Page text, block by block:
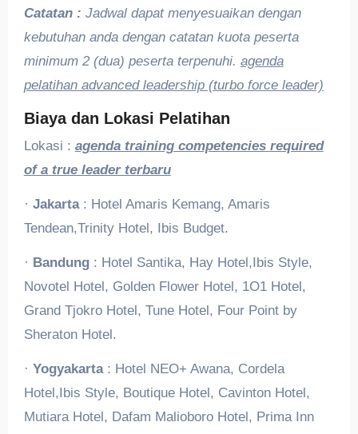
Catatan : Jadwal dapat menyesuaikan dengan
kebutuhan anda dengan catatan kuota peserta
minimum 2 (dua) peserta terpenuhi. agenda
pelatihan advanced leadership (turbo force leader)
Biaya dan Lokasi Pelatihan
Lokasi : agenda training competencies required
of a true leader terbaru
· Jakarta : Hotel Amaris Kemang, Amaris
Tendean,Trinity Hotel, Ibis Budget.
· Bandung: Hotel Santika, Hay Hotel,Ibis Style,
Novotel Hotel, Golden Flower Hotel, 1O1 Hotel,
Grand Tjokro Hotel, Tune Hotel, Four Point by
Sheraton Hotel.
· Yogyakarta : Hotel NEO+ Awana, Cordela
Hotel,Ibis Style, Boutique Hotel, Cavinton Hotel,
Mutiara Hotel, Dafam Malioboro Hotel, Prima Inn